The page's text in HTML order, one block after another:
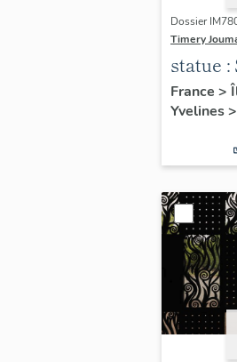
Dossier
Timery
statue :
Jésus
France >
Yvelines>